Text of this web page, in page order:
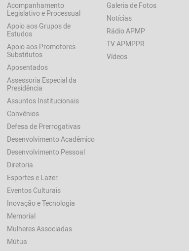
Acompanhamento
Legislativo e Processual
Apoio aos Grupos de
Estudos
Apoio aos Promotores
Substitutos
Aposentados
Assessoria Especial da
Presidência
Assuntos Institucionais
Convênios
Defesa de Prerrogativas
Desenvolvimento Acadêmico
Desenvolvimento Pessoal
Diretoria
Esportes e Lazer
Eventos Culturais
Inovação e Tecnologia
Memorial
Mulheres Associadas
Mútua
Galeria de Fotos
Notícias
Rádio APMP
TV APMPPR
Vídeos